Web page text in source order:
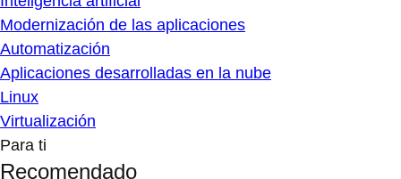
Modernización de las aplicaciones
Automatización
Aplicaciones desarrolladas en la nube
Linux
Virtualización
Para ti
Recomendado